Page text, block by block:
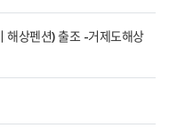
상펜션) 출조 -거제도해상